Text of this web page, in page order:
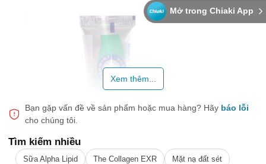
Mở trong Chiaki App
Xem thêm...
Bạn gặp vấn đề về sản phẩm hoặc mua hàng? Hãy báo lỗi
cho chúng tôi.
Tìm kiếm nhiều
Sữa Alpha Lipid The Collagen EXR Mặt nạ đất sét